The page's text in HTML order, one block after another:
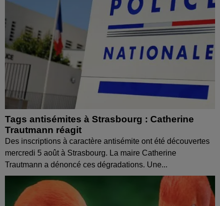
Tags antisémites à Strasbourg : Catherine
Trautmann réagit
Des inscriptions à caractère antisémite ont été découvertes
mercredi 5 août à Strasbourg. La maire Catherine
Trautmann a dénoncé ces dégradations. Une...